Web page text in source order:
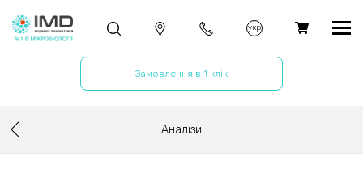
укр
Замовлення в 1 клік
Аналізи